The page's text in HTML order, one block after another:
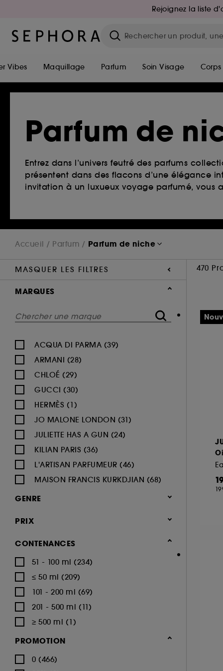
Rejoignez la liste
Vibes Maquillage Parfum Soin Visage Corps
Parfum de
Entrez dans l’univers feutré des parfums
présentent dans des flacons d’une élégance
invitation à un luxueux voyage parfumé, vous
Accueil Parfum Parfum de niche
MASQUER LES FILTRES 470
MARQUES
ACQUA DI PARMA (39)
ARMANI (28)
CHLOÉ (29)
GUCCI (30)
HERMÈS (1)
JO MALONE LONDON (31)
JULIETTE HAS A GUN (24)
KILIAN PARIS (36)
L'ARTISAN PARFUMEUR (46)
MAISON FRANCIS KURKDJIAN (68)
MAISON MARGIELA (29)
SERGE LUTENS (20)
GENRE
Mixte (305)
Homme (17)
PRIX
CONTENANCES
51 - 100 ml (234)
≤ 50 ml (209)
101 - 200 ml (69)
201 - 500 ml (11)
≥ 500 ml (1)
PROMOTION
0 (466)